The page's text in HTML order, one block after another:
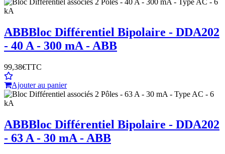
ABBBloc Différentiel Bipolaire - DDA202
- 40 A - 300 mA - ABB
99,38€TTC
Ajouter au panier
ABBBloc Différentiel Bipolaire - DDA202
- 63 A - 30 mA - ABB